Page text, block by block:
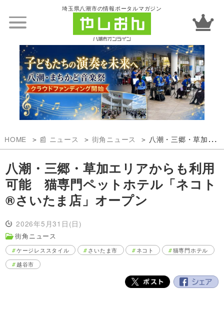
埼玉県八潮市の情報ポータルマガジン
HOME 📰 ニュース 街角ニュース 八潮・三郷・草加エリアからも利用可能 猫専門ペットホテル「ネコト®さいたま店」オープン
八潮・三郷・草加エリアからも利用
可能 猫専門ペットホテル「ネコト
®さいたま店」オープン
2026年5月31日(日)
街角ニュース
ケージレススタイル さいたま市 ネコト
猫専門ホテル
越谷市